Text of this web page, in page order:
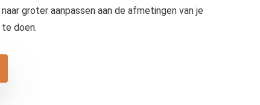
groter aanpassen aan de afmetingen van je
doen.